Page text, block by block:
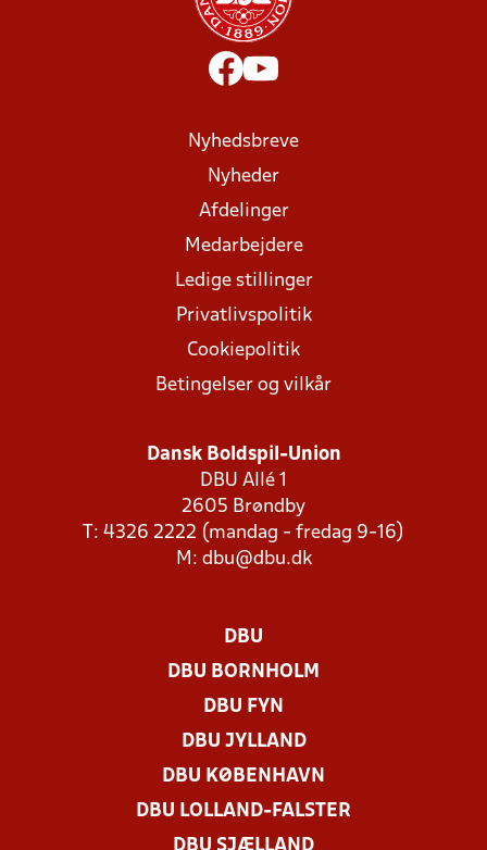
Nyhedsbreve
Nyheder
Afdelinger
Medarbejdere
Ledige stillinger
Privatlivspolitik
Cookiepolitik
Betingelser og vilkår
Dansk Boldspil-Union
DBU Allé 1
2605 Brøndby
T: 4326 2222 (mandag - fredag 9-16)
M: dbu@dbu.dk
DBU
DBU BORNHOLM
DBU FYN
DBU JYLLAND
DBU KØBENHAVN
DBU LOLLAND-FALSTER